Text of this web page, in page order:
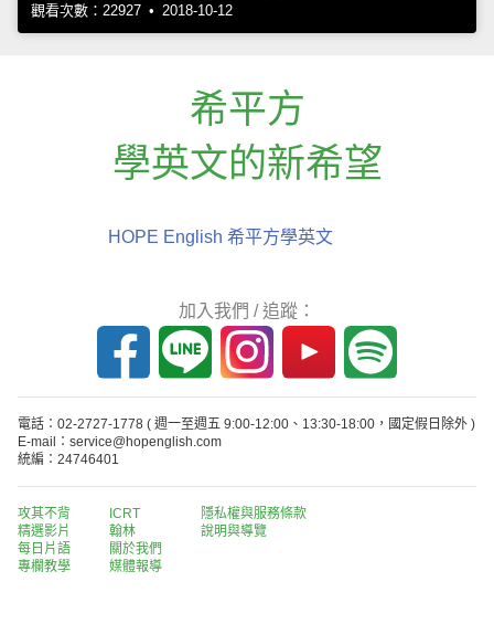
觀看次數：22927 • 2018-10-12
希平方
學英文的新希望
HOPE English 希平方學英文
加入我們 / 追蹤：
電話：02-2727-1778 ( 週一至週五 9:00-12:00、13:30-18:00，國定假日除外 )
E-mail：service@hopenglish.com
統編：24746401
攻其不背
精選影片
每日片語
專欄教學
ICRT
翰林
關於我們
媒體報導
隱私權與服務條款
說明與導覽